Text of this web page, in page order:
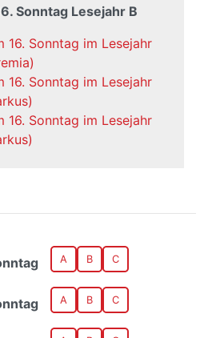
Sonntag Lesejahr B
16. Sonntag im Lesejahr
16. Sonntag im Lesejahr
16. Sonntag im Lesejahr
A B C
A B C